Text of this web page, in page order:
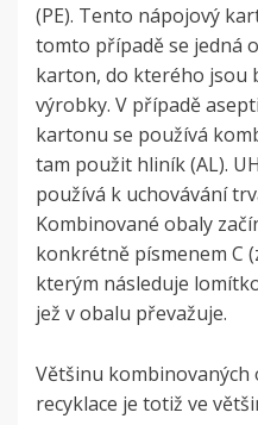
(PE). Tento nápojový
tomto případě se jedná
karton, do kterého jsou
výrobky. V případě
kartonu se používá
tam použit hliník (AL).
používá k uchovávání
Kombinované obaly
konkrétně písmenem C
kterým následuje
jež v obalu převažuje.
Většinu
recyklace je totiž ve